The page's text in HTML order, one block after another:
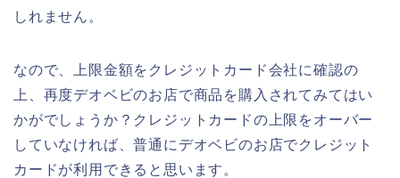
しれません。
なので、上限金額をクレジットカード会社に確認の
上、再度デオベビのお店で商品を購入されてみてはい
かがでしょうか？クレジットカードの上限をオーバー
していなければ、普通にデオベビのお店でクレジット
カードが利用できると思います。